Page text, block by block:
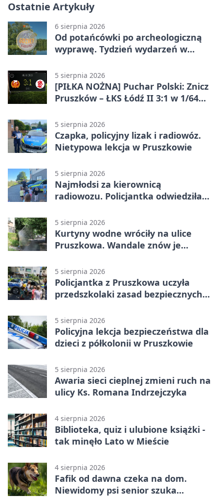
Ostatnie Artykuły
6 sierpnia 2026
Od potańcówki po archeologiczną
wyprawę. Tydzień wydarzeń w
5 sierpnia 2026
[PIŁKA NOŻNA] Puchar Polski: Znicz
Pruszków – ŁKS Łódź II 3:1 w 1/64
5 sierpnia 2026
Czapka, policyjny lizak i radiowóz.
Nietypowa lekcja w Pruszkowie
5 sierpnia 2026
Najmłodsi za kierownicą
radiowozu. Policjantka odwiedziła
5 sierpnia 2026
Kurtyny wodne wróciły na ulice
Pruszkowa. Wandale znów je
5 sierpnia 2026
Policjantka z Pruszkowa uczyła
przedszkolaki zasad bezpiecznych
5 sierpnia 2026
Policyjna lekcja bezpieczeństwa dla
dzieci z półkolonii w Pruszkowie
5 sierpnia 2026
Awaria sieci cieplnej zmieni ruch na
ulicy Ks. Romana Indrzejczyka
4 sierpnia 2026
Biblioteka, quiz i ulubione książki -
tak minęło Lato w Mieście
4 sierpnia 2026
Fafik od dawna czeka na dom.
Niewidomy psi senior szuka